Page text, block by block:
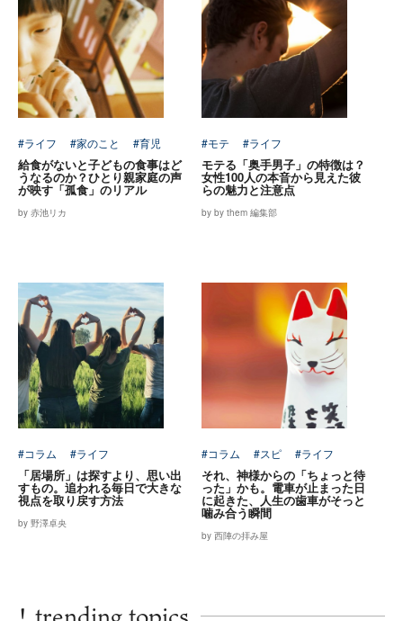
#ライフ #家のこと #育児
給食がないと子どもの食事はど
うなるのか？ひとり親家庭の声
が映す「孤食」のリアル
by 赤池リカ
#モテ #ライフ
モテる「奥手男子」の特徴は？
女性100人の本音から見えた彼
らの魅力と注意点
by by them 編集部
#コラム #ライフ
「居場所」は探すより、思い出
すもの。追われる毎日で大きな
視点を取り戻す方法
by 野澤卓央
#コラム #スピ #ライフ
それ、神様からの「ちょっと待
った」かも。電車が止まった日
に起きた、人生の歯車がそっと
噛み合う瞬間
by 西陣の拝み屋